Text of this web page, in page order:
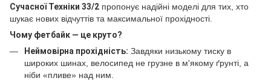
Сучасної Техніки 33/2 пропонує надійні моделі для тих, хто
шукає нових відчуттів та максимальної прохідності.
Чому фетбайк — це круто?
Неймовірна прохідність: Завдяки низькому тиску в
широких шинах, велосипед не грузне в м'якому ґрунті, а
ніби «пливе» над ним.